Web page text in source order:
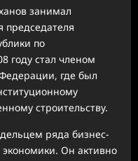
занимал
председателя
по
году стал членом
где был
строительству.
ряда бизнес-
экономики. Он активно